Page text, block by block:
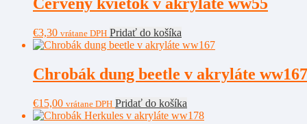
Červený kvietok v akryláte ww55
€3,30 vrátane DPH Pridať do košíka
Chrobák dung beetle v akryláte ww167
€15,00 vrátane DPH Pridať do košíka